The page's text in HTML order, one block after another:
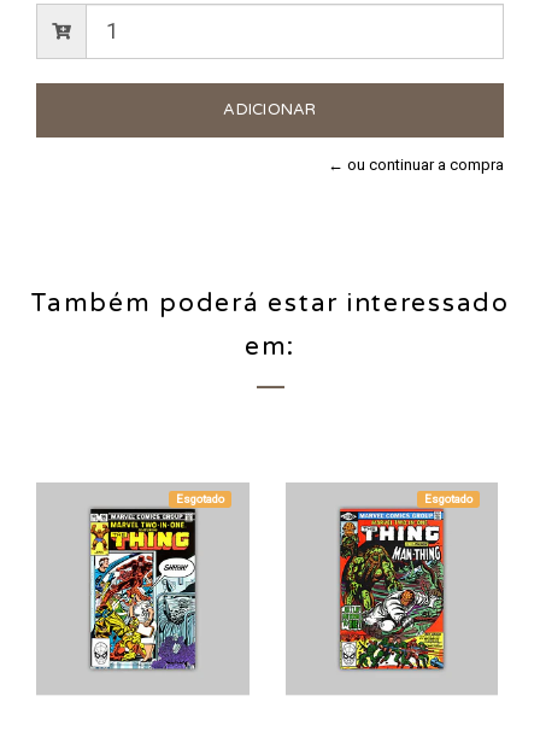
← ou continuar a compra
Também poderá estar interessado
em:
Esgotado Esgotado